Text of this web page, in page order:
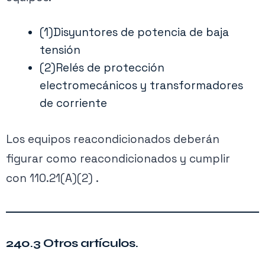
(1)Disyuntores de potencia de baja
tensión
(2)Relés de protección
electromecánicos y transformadores
de corriente
Los equipos reacondicionados deberán
figurar como reacondicionados y cumplir
con 110.21(A)(2) .
240.3 Otros artículos.